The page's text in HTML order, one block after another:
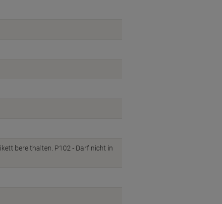
bereithalten. P102 - Darf nicht in